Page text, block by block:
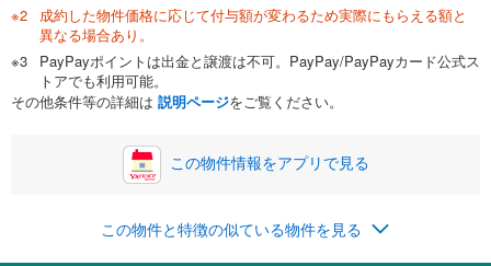
成約した物件価格に応じて付与額が変わるため実際にもらえる額と
異なる場合あり。
PayPayポイントは出金と譲渡は不可。PayPay/PayPayカード公式ス
トアでも利用可能。
その他条件等の詳細は 説明ページをご覧ください。
この物件情報をアプリで見る
この物件と特徴の似ている物件を見る